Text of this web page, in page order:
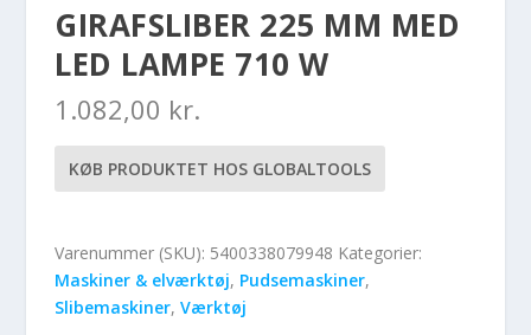
GIRAFSLIBER 225 MM MED
LED LAMPE 710 W
1.082,00 kr.
KØB PRODUKTET HOS GLOBALTOOLS
Varenummer (SKU): 5400338079948 Kategorier:
Maskiner & elværktøj, Pudsemaskiner,
Slibemaskiner,Værktøj